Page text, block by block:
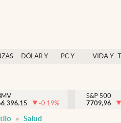
DÓLAR Y
PC Y
VIDA Y
México
-0.19%
S&P 500
7709,96
Salud